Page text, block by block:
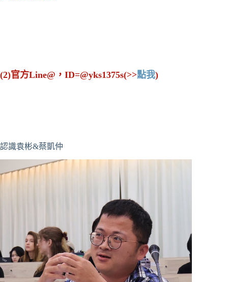
(2)官方Line@，ID=@yks1375s(>>點我)
認識袁彬&蔡凱仲